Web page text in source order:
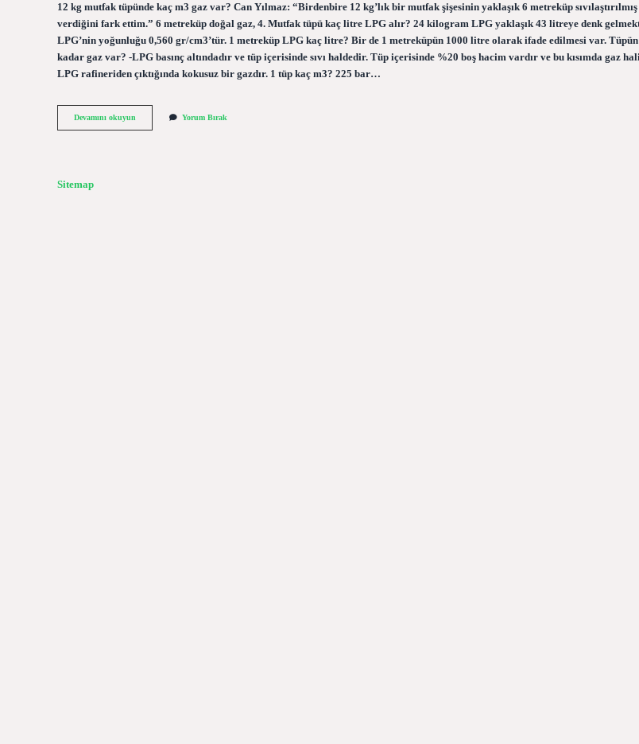
12 kg mutfak tüpünde kaç m3 gaz var? Can Yılmaz: “Birdenbire 12 kg’lık bir mutfak şişesinin yaklaşık 6 metreküp
verdiğini fark ettim.” 6 metreküp doğal gaz, 4. Mutfak tüpü kaç litre LPG alır? 24 kilogram LPG yaklaşık 43 litreye denk
LPG’nin yoğunluğu 0,560 gr/cm3’tür. 1 metreküp LPG kaç litre? Bir de 1 metreküpün 1000 litre olarak ifade edilmesi var.
kadar gaz var? -LPG basınç altındadır ve tüp içerisinde sıvı haldedir. Tüp içerisinde %20 boş hacim vardır ve bu kısımda gaz
LPG rafineriden çıktığında kokusuz bir gazdır. 1 tüp kaç m3? 225 bar…
Devamını okuyun
Tüpü
Yorum Bırak
Sitemap